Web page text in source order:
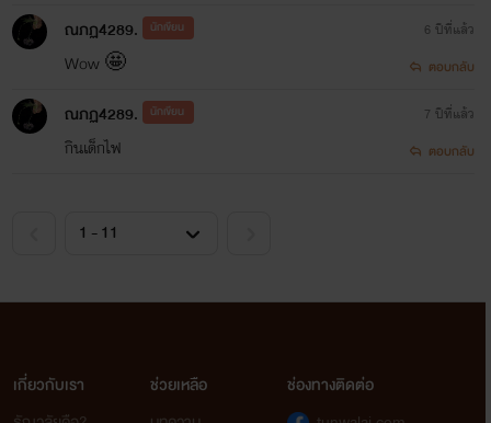
ณภฏ4289. นักเขียน
Wow 🤩
6 ปีที่แล้ว
ตอบกลับ
ณภฏ4289. นักเขียน
กินเด็กไฟ
7 ปีที่แล้ว
ตอบกลับ
เกี่ยวกับเรา
ช่วยเหลือ
ช่องทางติดต่อ